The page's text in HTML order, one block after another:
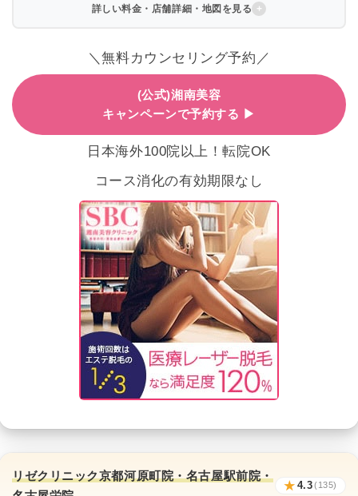
詳しい料金・店舗詳細・地図を見る
＼無料カウンセリング予約／
(公式)湘南美容
キャンペーンで予約する ▶
日本海外100院以上！転院OK
コース消化の有効期限なし
リゼクリニック京都河原町院・名古屋駅前院・
★ 4.3(135)